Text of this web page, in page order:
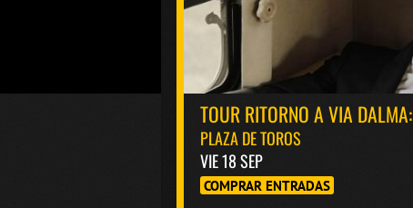
TOUR RITORNO A VIA DALMA:
PLAZA DE TOROS
VIE 18 SEP
COMPRAR ENTRADAS